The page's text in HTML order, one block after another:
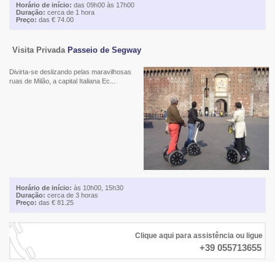
Horário de início: das 09h00 às 17h00
Duração: cerca de 1 hora
Preço: das € 74.00
Visita Privada Passeio de Segway
Divirta-se deslizando pelas maravilhosas
ruas de Milão, a capital Italiana Ec...
Horário de início: às 10h00, 15h30
Duração: cerca de 3 horas
Preço: das € 81.25
Clique aqui para assistência ou ligue
+39 055713655